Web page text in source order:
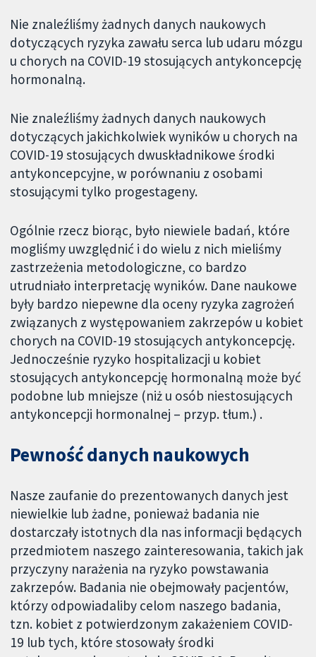
Nie znaleźliśmy żadnych danych naukowych
dotyczących ryzyka zawału serca lub udaru mózgu
u chorych na COVID-19 stosujących antykoncepcję
hormonalną.
Nie znaleźliśmy żadnych danych naukowych
dotyczących jakichkolwiek wyników u chorych na
COVID-19 stosujących dwuskładnikowe środki
antykoncepcyjne, w porównaniu z osobami
stosującymi tylko progestageny.
Ogólnie rzecz biorąc, było niewiele badań, które
mogliśmy uwzględnić i do wielu z nich mieliśmy
zastrzeżenia metodologiczne, co bardzo
utrudniało interpretację wyników. Dane naukowe
były bardzo niepewne dla oceny ryzyka zagrożeń
związanych z występowaniem zakrzepów u kobiet
chorych na COVID-19 stosujących antykoncepcję.
Jednocześnie ryzyko hospitalizacji u kobiet
stosujących antykoncepcję hormonalną może być
podobne lub mniejsze (niż u osób niestosujących
antykoncepcji hormonalnej – przyp. tłum.) .
Pewność danych naukowych
Nasze zaufanie do prezentowanych danych jest
niewielkie lub żadne, ponieważ badania nie
dostarczały istotnych dla nas informacji będących
przedmiotem naszego zainteresowania, takich jak
przyczyny narażenia na ryzyko powstawania
zakrzepów. Badania nie obejmowały pacjentów,
którzy odpowiadaliby celom naszego badania,
tzn. kobiet z potwierdzonym zakażeniem COVID-
19 lub tych, które stosowały środki